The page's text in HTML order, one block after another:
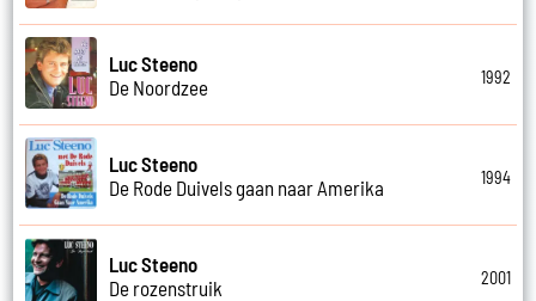
Luc Steeno
De Noordzee
1992
Luc Steeno
De Rode Duivels gaan naar Amerika
1994
Luc Steeno
De rozenstruik
2001